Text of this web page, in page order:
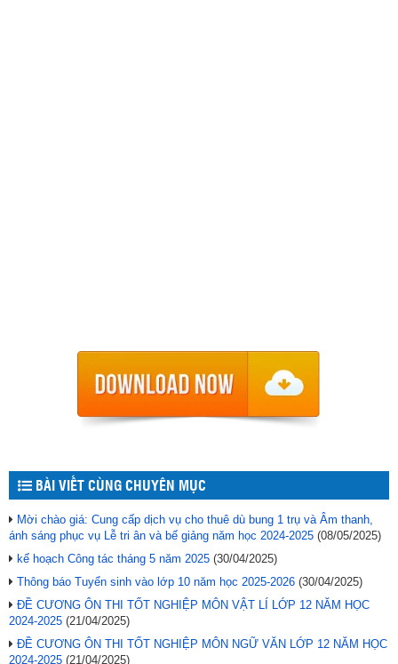
BÀI VIẾT CÙNG CHUYÊN MỤC
Mời chào giá: Cung cấp dịch vụ cho thuê dù bung 1 trụ và Âm thanh,
ánh sáng phục vụ Lễ tri ân và bế giảng năm học 2024-2025 (08/05/2025)
kế hoạch Công tác tháng 5 năm 2025 (30/04/2025)
Thông báo Tuyển sinh vào lớp 10 năm học 2025-2026 (30/04/2025)
ĐỀ CƯƠNG ÔN THI TỐT NGHIỆP MÔN VẬT LÍ LỚP 12 NĂM HỌC
2024-2025 (21/04/2025)
ĐỀ CƯƠNG ÔN THI TỐT NGHIỆP MÔN NGỮ VĂN LỚP 12 NĂM HỌC
2024-2025 (21/04/2025)